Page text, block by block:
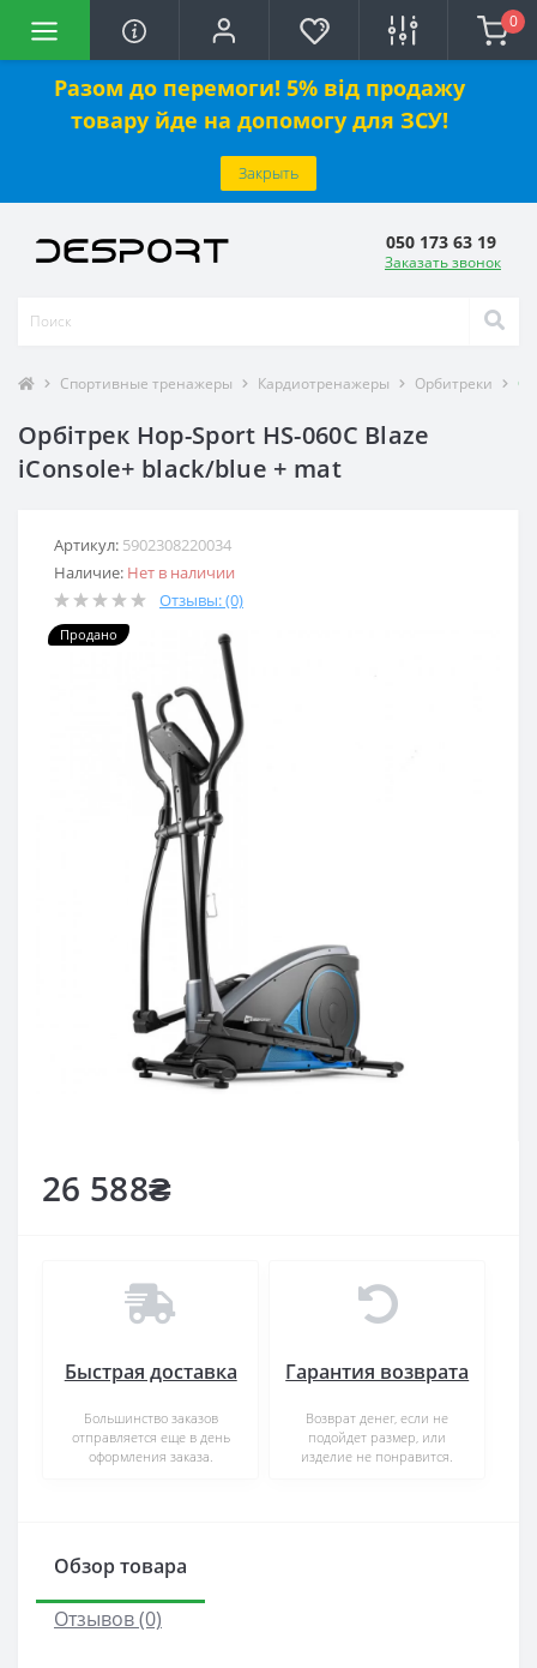
Разом до перемоги! 5% від продажу
товару йде на допомогу для ЗСУ!
Закрыть
0
050 173 63 19
Заказать звонок
Спортивные тренажеры Кардиотренажеры Орбитреки
Орбітрек Hop-Sport HS-060C Blaze
iConsole+ black/blue + mat
Артикул: 5902308220034
Наличие: Нет в наличии
Отзывы: (0)
Продано
26 588₴
Быстрая доставка
Большинство заказов
отправляется еще в день
оформления заказа.
Гарантия возврата
Возврат денег, если не
подойдет размер, или
изделие не понравится.
Обзор товара
Отзывов (0)